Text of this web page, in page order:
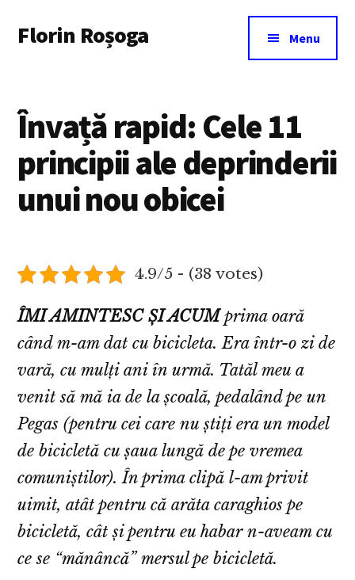
main
menu
Florin Roșoga Menu
Învață rapid: Cele 11
principii ale deprinderii
unui nou obicei
4.9/5 - (38 votes)
ÎMI AMINTESC ȘI ACUMprima oară
când m-am dat cu bicicleta. Era într-o zi de
vară, cu mulți ani în urmă. Tatăl meu a
venit să mă ia de la școală, pedalând pe un
Pegas (pentru cei care nu știți era un model
de bicicletă cu șaua lungă de pe vremea
comuniștilor). În prima clipă l-am privit
uimit, atât pentru că arăta caraghios pe
bicicletă, cât și pentru eu habar n-aveam cu
ce se “mănâncă” mersul pe bicicletă.